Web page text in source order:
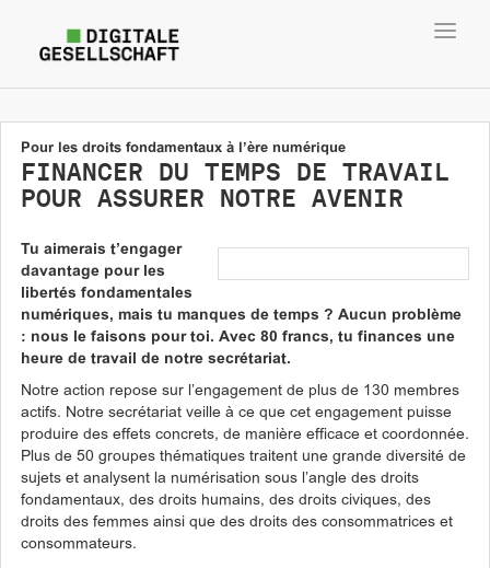
Pour les droits fondamentaux à l’ère numérique
FINANCER DU TEMPS DE TRAVAIL
POUR ASSURER NOTRE AVENIR
Tu aimerais t’engager
davantage pour les
libertés fondamentales
numériques, mais tu manques de temps ? Aucun problème
: nous le faisons pour toi. Avec 80 francs, tu finances une
heure de travail de notre secrétariat.
Notre action repose sur l’engagement de plus de 130 membres
actifs. Notre secrétariat veille à ce que cet engagement puisse
produire des effets concrets, de manière efficace et coordonnée.
Plus de 50 groupes thématiques traitent une grande diversité de
sujets et analysent la numérisation sous l’angle des droits
fondamentaux, des droits humains, des droits civiques, des
droits des femmes ainsi que des droits des consommatrices et
consommateurs.